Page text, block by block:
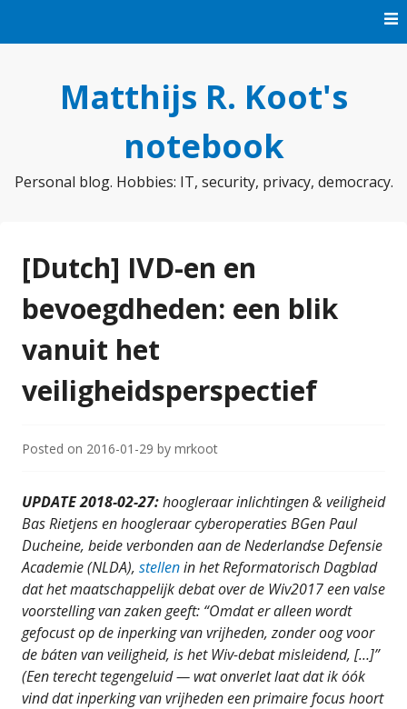
Matthijs R. Koot's
notebook
Personal blog. Hobbies: IT, security, privacy, democracy.
[Dutch] IVD-en en
bevoegdheden: een blik
vanuit het
veiligheidsperspectief
Posted on 2016-01-29 by mrkoot
UPDATE 2018-02-27:hoogleraar inlichtingen & veiligheid
Bas Rietjens en hoogleraar cyberoperaties BGen Paul
Ducheine, beide verbonden aan de Nederlandse Defensie
Academie (NLDA), stellenin het Reformatorisch Dagblad
dat het maatschappelijk debat over de Wiv2017 een valse
voorstelling van zaken geeft: “Omdat er alleen wordt
gefocust op de inperking van vrijheden, zonder oog voor
de báten van veiligheid, is het Wiv-debat misleidend, […]”
(Een terecht tegengeluid — wat onverlet laat dat ik óók
vind dat inperking van vrijheden een primaire focus hoort